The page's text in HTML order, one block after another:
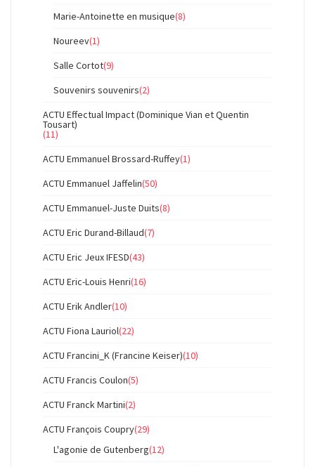
Marie-Antoinette en musique(8)
Noureev(1)
Salle Cortot(9)
Souvenirs souvenirs(2)
ACTU Effectual Impact (Dominique Vian et Quentin
Tousart)
(11)
ACTU Emmanuel Brossard-Ruffey(1)
ACTU Emmanuel Jaffelin(50)
ACTU Emmanuel-Juste Duits(8)
ACTU Eric Durand-Billaud(7)
ACTU Eric Jeux IFESD(43)
ACTU Eric-Louis Henri(16)
ACTU Erik Andler(10)
ACTU Fiona Lauriol(22)
ACTU Francini_K (Francine Keiser)(10)
ACTU Francis Coulon(5)
ACTU Franck Martini(2)
ACTU François Coupry(29)
L'agonie de Gutenberg(12)